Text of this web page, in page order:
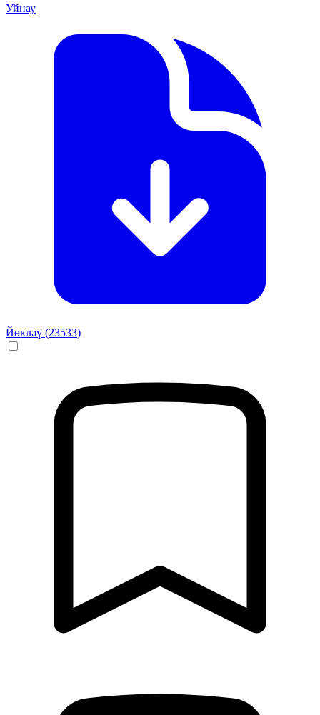
Уйнау
Йөкләү (23533)